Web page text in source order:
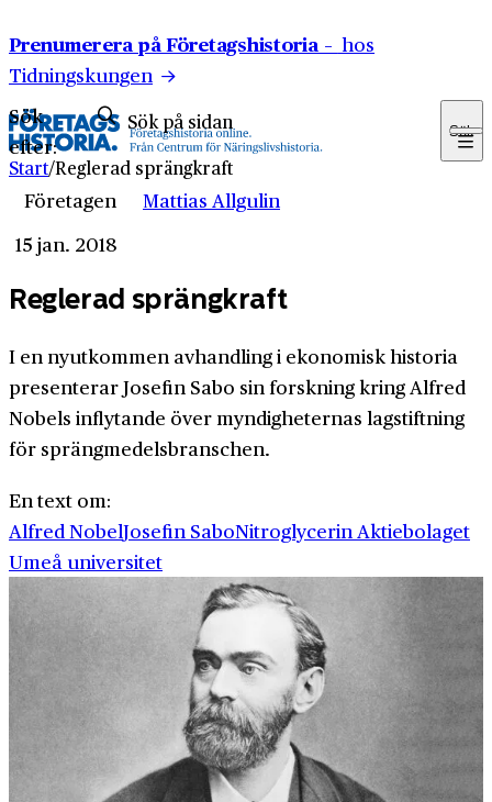
Prenumerera på Företagshistoria – hos
Tidningskungen
Sök
efter:
Sök
Start/Reglerad sprängkraft
Företagen
Mattias Allgulin
15 jan. 2018
Reglerad sprängkraft
I en nyutkommen avhandling i ekonomisk historia
presenterar Josefin Sabo sin forskning kring Alfred
Nobels inflytande över myndigheternas lagstiftning
för sprängmedelsbranschen.
En text om:
Alfred NobelJosefin SaboNitroglycerin Aktiebolaget
Umeå universitet